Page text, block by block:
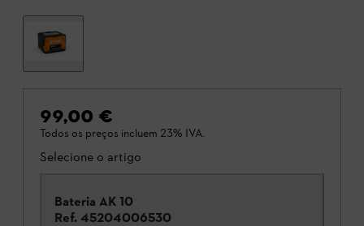
99,00 €
Todos os preços incluem 23% IVA.
Selecione o artigo
Bateria AK 10
Ref. 45204006530